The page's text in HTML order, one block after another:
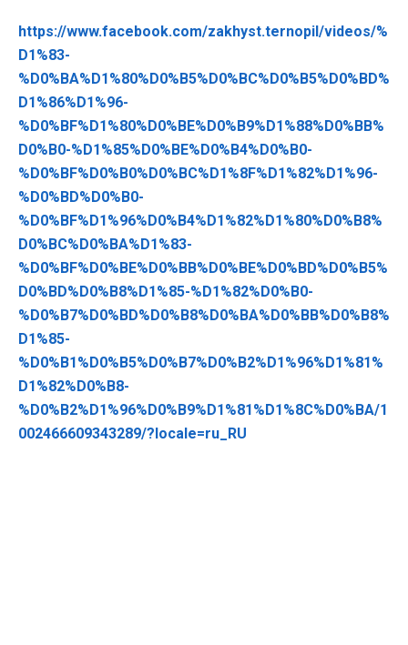
https://www.facebook.com/zakhyst.ternopil/videos/%
D1%83-
%D0%BA%D1%80%D0%B5%D0%BC%D0%B5%D0%BD%
D1%86%D1%96-
%D0%BF%D1%80%D0%BE%D0%B9%D1%88%D0%BB%
D0%B0-%D1%85%D0%BE%D0%B4%D0%B0-
%D0%BF%D0%B0%D0%BC%D1%8F%D1%82%D1%96-
%D0%BD%D0%B0-
%D0%BF%D1%96%D0%B4%D1%82%D1%80%D0%B8%
D0%BC%D0%BA%D1%83-
%D0%BF%D0%BE%D0%BB%D0%BE%D0%BD%D0%B5%
D0%BD%D0%B8%D1%85-%D1%82%D0%B0-
%D0%B7%D0%BD%D0%B8%D0%BA%D0%BB%D0%B8%
D1%85-
%D0%B1%D0%B5%D0%B7%D0%B2%D1%96%D1%81%
D1%82%D0%B8-
%D0%B2%D1%96%D0%B9%D1%81%D1%8C%D0%BA/1
002466609343289/?locale=ru_RU